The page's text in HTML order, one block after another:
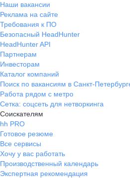
Наши вакансии
Реклама на сайте
Требования к ПО
Безопасный HeadHunter
HeadHunter API
Партнерам
Инвесторам
Каталог компаний
Поиск по вакансиям в Санкт-
Работа рядом с метро
Сетка: соцсеть для нетворкинга
Соискателям
hh PRO
Готовое резюме
Все сервисы
Хочу у вас работать
Производственный календарь
Экспертная рекомендация